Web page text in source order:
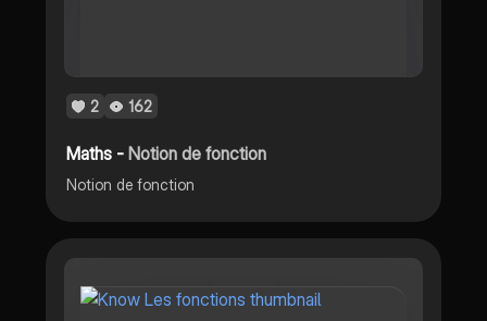
2 162
Maths -Notion de fonction
Notion de fonction